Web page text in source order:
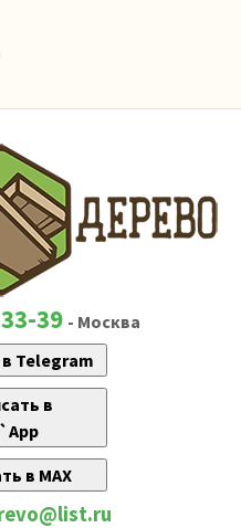
39 - Москва
Telegram
в
в MAX